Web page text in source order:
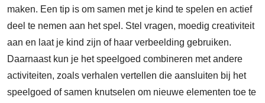
maken. Een tip is om samen met je kind te spelen en actief
deel te nemen aan het spel. Stel vragen, moedig creativiteit
aan en laat je kind zijn of haar verbeelding gebruiken.
Daarnaast kun je het speelgoed combineren met andere
activiteiten, zoals verhalen vertellen die aansluiten bij het
speelgoed of samen knutselen om nieuwe elementen toe te